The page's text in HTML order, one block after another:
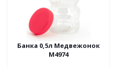
Банка 0,5л Медвежонок
М4974